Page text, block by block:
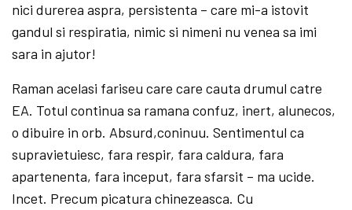
nici durerea aspra, persistenta – care mi-a istovit
gandul si respiratia, nimic si nimeni nu venea sa imi
sara in ajutor!
Raman acelasi fariseu care care cauta drumul catre
EA. Totul continua sa ramana confuz, inert, alunecos,
o dibuire in orb. Absurd,coninuu. Sentimentul ca
supravietuiesc, fara respir, fara caldura, fara
apartenenta, fara inceput, fara sfarsit – ma ucide.
Incet. Precum picatura chinezeasca. Cu